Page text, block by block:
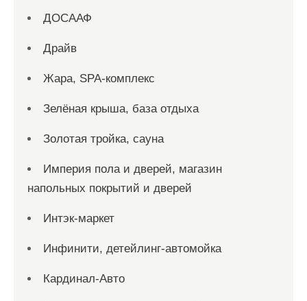
ДОСААФ
Драйв
Жара, SPA-комплекс
Зелёная крыша, база отдыха
Золотая тройка, сауна
Империя пола и дверей, магазин
напольных покрытий и дверей
Интэк-маркет
Инфинити, детейлинг-автомойка
Кардинал-Авто